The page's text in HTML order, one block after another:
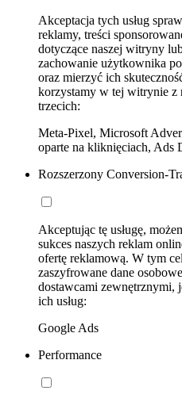
Akceptacja tych usług
reklamy, treści
dotyczące naszej witryny
zachowanie użytkownika
oraz mierzyć ich
korzystamy w tej witrynie z
trzecich:
Meta-Pixel, Microsoft
oparte na kliknięciach, Ads
Rozszerzony Conversion-
Akceptując tę usługę,
sukces naszych reklam
ofertę reklamową. W tym
zaszyfrowane dane
dostawcami zewnętrznymi,
ich usług:
Google Ads
Performance